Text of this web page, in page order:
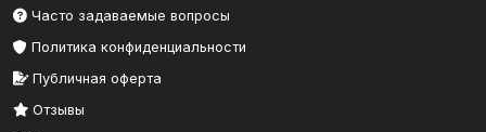
Часто задаваемые вопросы
Политика конфиденциальности
Публичная оферта
Отзывы